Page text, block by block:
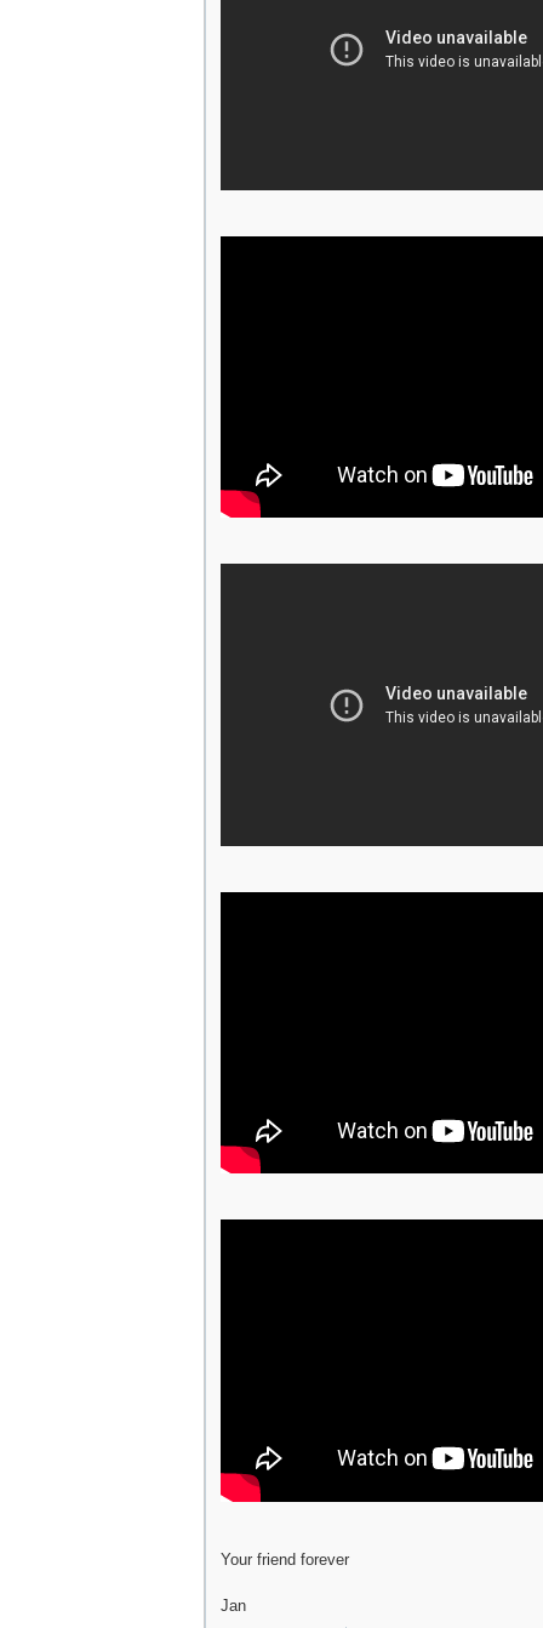
Your friend forever
Jan